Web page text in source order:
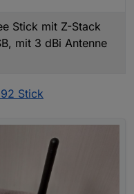
Stick mit Z-Stack
mit 3 dBi Antenne
Stick